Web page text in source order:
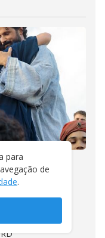
sete
da
ao público que
para
de
.